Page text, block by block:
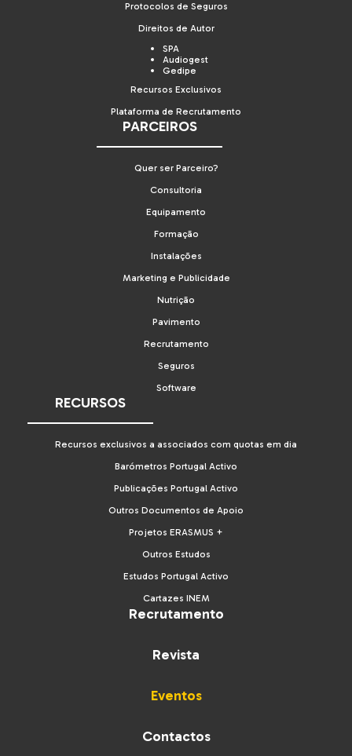
Protocolos de Seguros
Direitos de Autor
SPA
Audiogest
Gedipe
Recursos Exclusivos
Plataforma de Recrutamento
PARCEIROS
Quer ser Parceiro?
Consultoria
Equipamento
Formação
Instalações
Marketing e Publicidade
Nutrição
Pavimento
Recrutamento
Seguros
Software
RECURSOS
Recursos exclusivos a associados com quotas em dia
Barómetros Portugal Activo
Publicações Portugal Activo
Outros Documentos de Apoio
Projetos ERASMUS +
Outros Estudos
Estudos Portugal Activo
Cartazes INEM
Recrutamento
Revista
Eventos
Contactos